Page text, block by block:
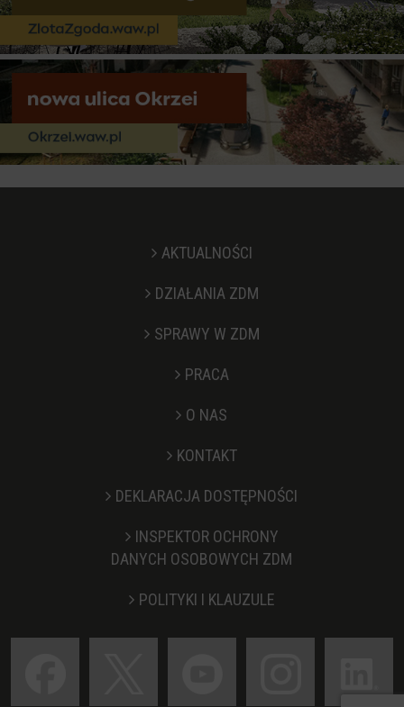
AKTUALNOŚCI
DZIAŁANIA ZDM
SPRAWY W ZDM
PRACA
O NAS
KONTAKT
DEKLARACJA DOSTĘPNOŚCI
INSPEKTOR OCHRONY
DANYCH OSOBOWYCH ZDM
POLITYKI I KLAUZULE